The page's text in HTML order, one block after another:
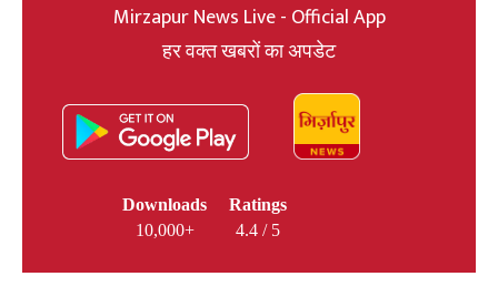
Mirzapur News Live - Official App
हर वक्त खबरों का अपडेट
Downloads
10,000+
Ratings
4.4 / 5